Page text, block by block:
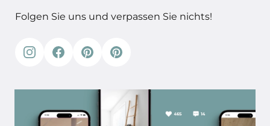
Folgen Sie uns und verpassen Sie nichts!